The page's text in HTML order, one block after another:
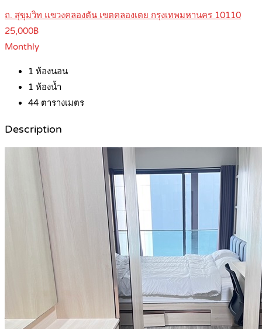
ถ. สุขุมวิท แขวงคลองตัน เขตคลองเตย กรุงเทพมหานคร 10110
25,000฿
Monthly
1 ห้องนอน
1 ห้องน้ำ
44 ตารางเมตร
Description